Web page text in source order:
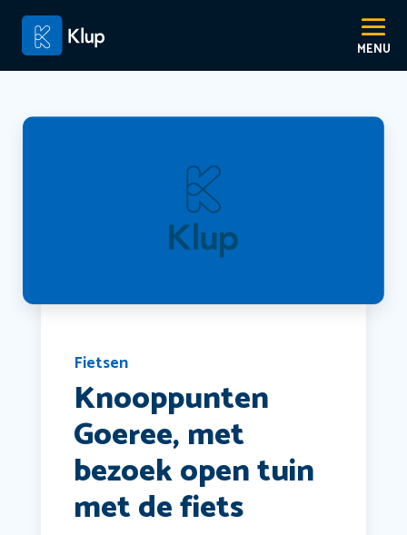
Fietsen
Knooppunten
Goeree, met
bezoek open tuin
met de fiets